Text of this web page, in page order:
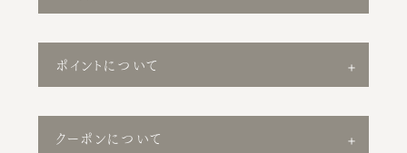
ポイントについて
クーポンについて